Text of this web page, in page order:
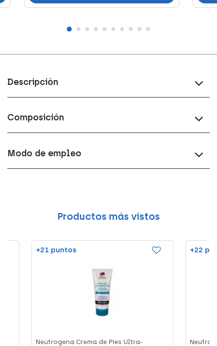
Descripción
Composición
Modo de empleo
Productos más vistos
+21 puntos
Neutrogena Crema de Pies Ultra-
+22